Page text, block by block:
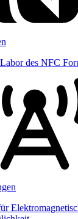
des NFC